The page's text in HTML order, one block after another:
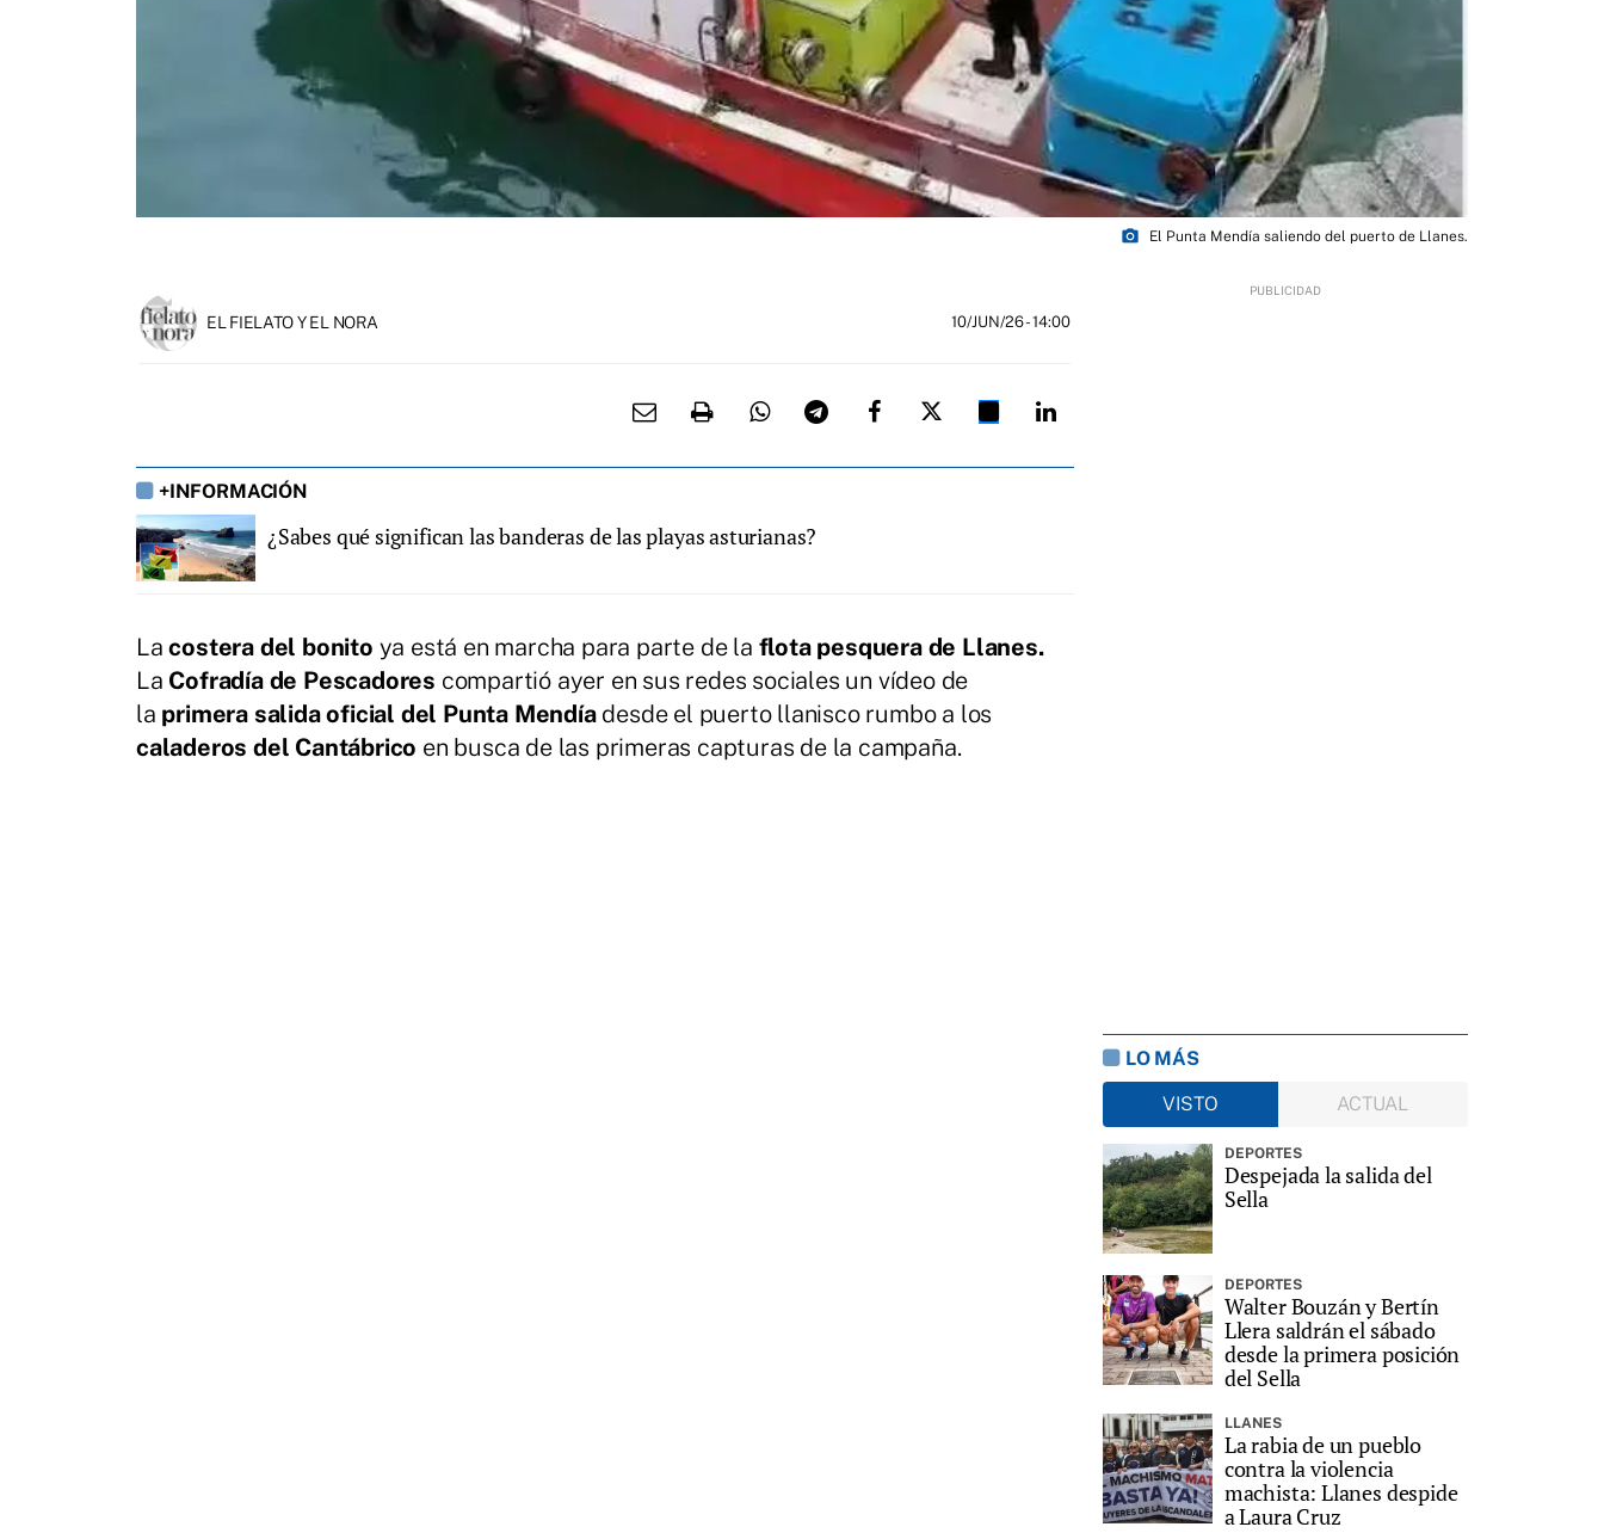
photo_camera El Punta Mendía saliendo del puerto de Llanes.
EL FIELATO Y EL NORA 10/JUN/26- 14:00
+INFORMACIÓN
¿Sabes qué significan las banderas de las playas asturianas?
Lacostera del bonito ya está en marcha para parte de la flota pesquera de Llanes.
La Cofradía de Pescadores compartió ayer en sus redes sociales un vídeo de
la primera salida oficial del Punta Mendíadesde el puerto llanisco rumbo a los
caladeros del Cantábrico en busca de las primeras capturas de la campaña.
LO MÁS
VISTO
ACTUAL
DEPORTES
Despejada la salida del
Sella
DEPORTES
Walter Bouzán y Bertín
Llera saldrán el sábado
desde la primera posición
del Sella
LLANES
La rabia de un pueblo
contra la violencia
machista: Llanes despide
a Laura Cruz